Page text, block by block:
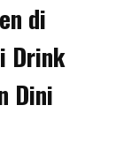
di
Drink
Dini